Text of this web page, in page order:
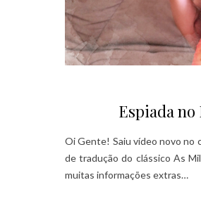
Espiada
Oi Gente! Saiu vídeo novo no
de tradução do clássico As
muitas informações extras…